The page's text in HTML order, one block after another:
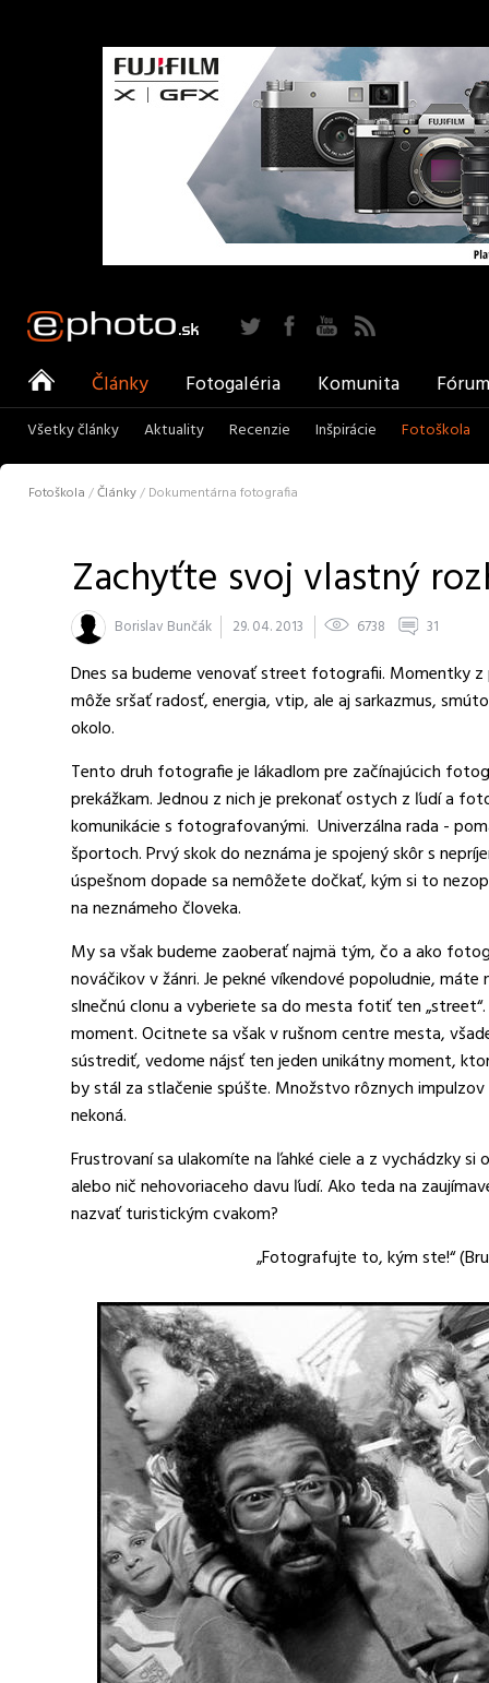
TwitterFacebookYouTube
ePhoto
Články
Všetky články Aktuality Recenzie Inšpirácie Fotoškola
Fotogaléria Komunita Fórum
Fotoškola /Články/ Dokumentárna fotografia
Zachyťte svoj vlastný
Borislav Bunčák 29. 04. 2013 6738 31
Dnes sa budeme venovať street fotografii. Momentky
môže sršať radosť, energia, vtip, ale aj sarkazmus,
okolo.
Tento druh fotografie je lákadlom pre začínajúcich
prekážkam. Jednou z nich je prekonať ostych z ľudí a
komunikácie s fotografovanými. Univerzálna rada -
športoch. Prvý skok do neznáma je spojený skôr s
úspešnom dopade sa nemôžete dočkať, kým si to
na neznámeho človeka.
My sa však budeme zaoberať najmä tým, čo a ako
nováčikov v žánri. Je pekné víkendové popoludnie,
slnečnú clonu a vyberiete sa do mesta fotiť ten
moment. Ocitnete sa však v rušnom centre mesta,
sústrediť, vedome nájsť ten jeden unikátny moment,
by stál za stlačenie spúšte. Množstvo rôznych
nekoná.
Frustrovaní sa ulakomíte na ľahké ciele a z vychádzky
alebo nič nehovoriaceho davu ľudí. Ako teda na
nazvať turistickým cvakom?
„Fotografujte to, kým ste!“